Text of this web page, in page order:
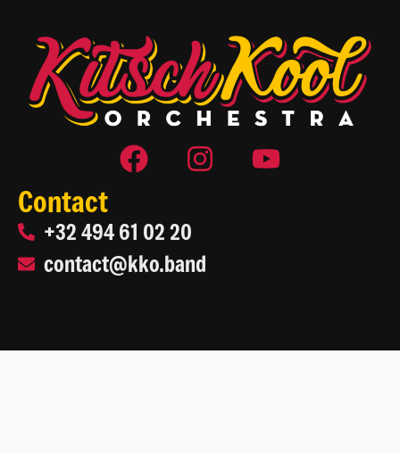
Contact
+32 494 61 02 20
contact@kko.band